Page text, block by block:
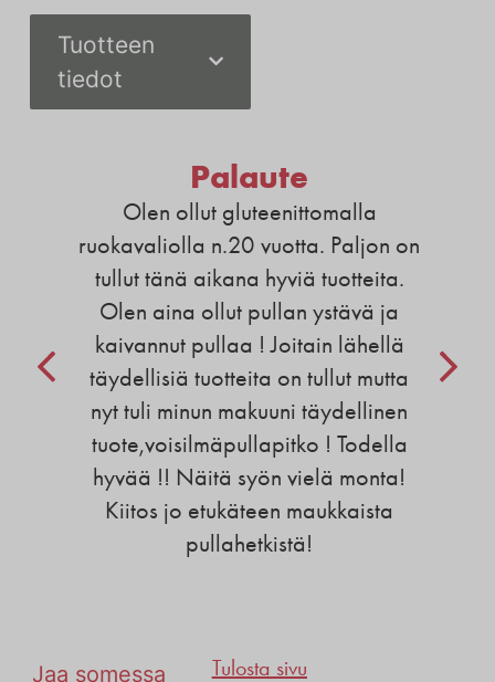
Tuotteen
tiedot
Palaute
Olen ollut gluteenittomalla
ruokavaliolla n.20 vuotta. Paljon on
tullut tänä aikana hyviä tuotteita.
Olen aina ollut pullan ystävä ja
kaivannut pullaa ! Joitain lähellä
täydellisiä tuotteita on tullut mutta
nyt tuli minun makuuni täydellinen
tuote,voisilmäpullapitko ! Todella
hyvää !! Näitä syön vielä monta!
Kiitos jo etukäteen maukkaista
pullahetkistä!
Jaa somessa Tulosta sivu